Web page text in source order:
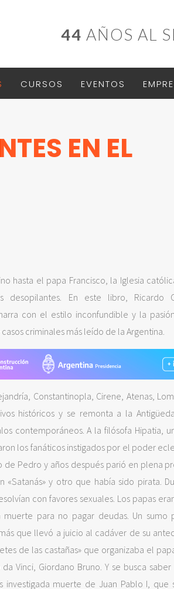
44 AÑOS AL
CURSOS EVENTOS
EN EL
hasta el papa Francisco, la Iglesia
desopilantes. En este libro, Ricardo
con el estilo inconfundible y la
criminales más leído de la Argentina.
Constantinopla, Cirene, Atenas,
históricos y se remonta a la
contemporáneos. A la filósofa Hipatia,
los fanáticos instigados por el poder
Pedro y años después parió en plena
«Satanás» y otro que había sido pirata.
con favores sexuales. Los papas
para no pagar deudas. Un sumo
que llevó a juicio al cadáver de su
de las castañas» que organizaba el
Vinci, Giordano Bruno. Y se busca
investigada muerte de Juan Pablo I, que